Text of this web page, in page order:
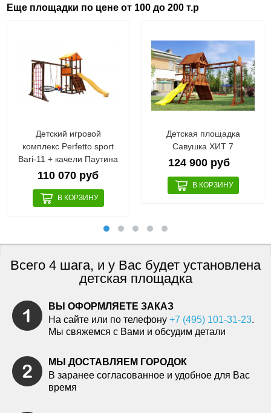
Еще площадки по цене от 100 до 200 т.р
Детский игровой
комплекс Perfetto sport
Bari-11 + качели Паутина
110 070 руб
Детская площадка
Савушка ХИТ 7
124 900 руб
Всего 4 шага, и у Вас будет установлена
детская площадка
ВЫ ОФОРМЛЯЕТЕ ЗАКАЗ
На сайте или по телефону +7 (495) 101-31-23.
Мы свяжемся с Вами и обсудим детали
МЫ ДОСТАВЛЯЕМ ГОРОДОК
В заранее согласованное и удобное для Вас
время